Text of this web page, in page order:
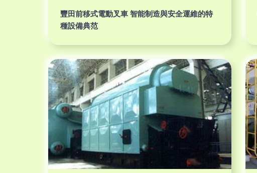
豐田前移式電動叉車 智能制造與安全運維的特
種設備典范